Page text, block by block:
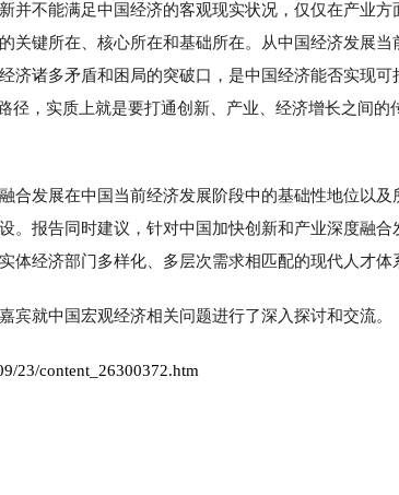
并不能满足中国经济的客观现实状况，仅仅在产业
关键所在、核心所在和基础所在。从中国经济发展
济诸多矛盾和困局的突破口，是中国经济能否实现
径，实质上就是要打通创新、产业、经济增长之间的
合发展在中国当前经济发展阶段中的基础性地位以
。报告同时建议，针对中国加快创新和产业深度融
经济部门多样化、多层次需求相匹配的现代人才体
宾就中国宏观经济相关问题进行了深入探讨和交流。
23/content_26300372.htm